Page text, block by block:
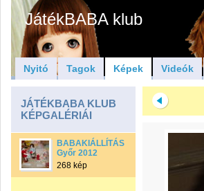
JátékBABA klub
Nyitó Tagok Képek Videók
JÁTÉKBABA KLUB
KÉPGALÉRIÁI
BABAKIÁLLÍTÁS
Győr 2012
268 kép